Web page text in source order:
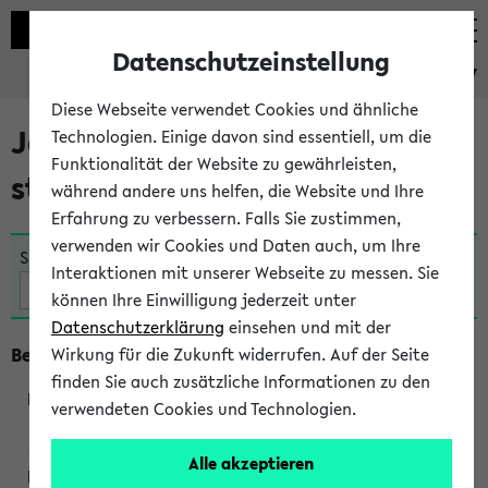
eKVV
Jetzt und in Kürze
stattfindende Veranstaltungen
Suche:
Beginn um 12 Uhr
Datenschutzeinstellung
Diese Webseite verwendet Cookies und ähnliche
Technologien. Einige davon sind essentiell, um die
Funktionalität der Website zu gewährleisten,
während andere uns helfen, die Website und Ihre
Erfahrung zu verbessern. Falls Sie zustimmen,
verwenden wir Cookies und Daten auch, um Ihre
Interaktionen mit unserer Webseite zu messen. Sie
können Ihre Einwilligung jederzeit unter
Datenschutzerklärung einsehen und mit der
Wirkung für die Zukunft widerrufen. Auf der Seite
finden Sie auch zusätzliche Informationen zu den
verwendeten Cookies und Technologien.
Alle akzeptieren